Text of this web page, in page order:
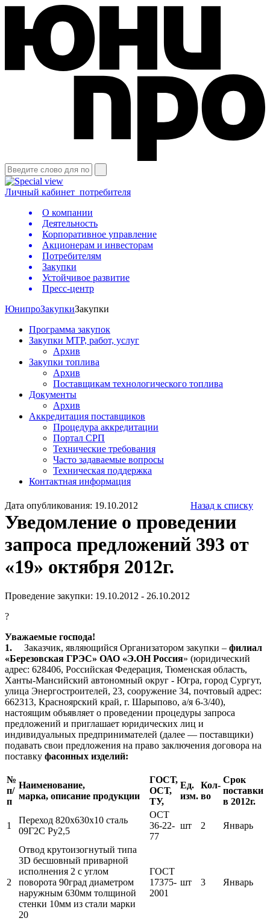
Личный кабинет потребителя
О компании
Деятельность
Корпоративное управление
Акционерам и инвесторам
Потребителям
Закупки
Устойчивое развитие
Пресс-центр
ЮнипроЗакупкиЗакупки
Программа закупок
Закупки МТР, работ, услуг
Архив
Закупки топлива
Архив
Поставщикам технологического топлива
Документы
Архив
Аккредитация поставщиков
Процедура аккредитации
Портал СРП
Технические требования
Часто задаваемые вопросы
Техническая поддержка
Контактная информация
Дата опубликования: 19.10.2012 Назад к списку
Уведомление о проведении
запроса предложений 393 от
«19» октября 2012г.
Проведение закупки: 19.10.2012 - 26.10.2012
?
Уважаемые господа!
1.
Заказчик, являющийся Организатором закупки – филиал
«Березовская ГРЭС» ОАО «Э.ОН Россия» (юридический
адрес: 628406, Российская Федерация, Тюменская область,
Ханты-Мансийский автономный округ - Югра, город Сургут,
улица Энергостроителей, 23, сооружение 34, почтовый адрес:
662313, Красноярский край, г. Шарыпово, а/я 6-3/40),
настоящим объявляет о проведении процедуры запроса
предложений и приглашает юридических лиц и
индивидуальных предпринимателей (далее — поставщики)
подавать свои предложения на право заключения договора на
поставку фасонных изделий:
№
п/
п
Наименование,
марка, описание продукции
ГОСТ,
ОСТ,
ТУ,
Ед.
изм.
Кол-
во
Срок
поставки
в 2012г.
1
Переход 820х630х10 сталь
09Г2С Ру2,5
ОСТ
36-22-
77
шт 2 Январь
2
Отвод крутоизогнутый типа
3D бесшовный приварной
исполнения 2 с углом
поворота 90град диаметром
наружным 630мм толщиной
стенки 10мм из стали марки
20
ГОСТ
17375-
2001
шт 3 Январь